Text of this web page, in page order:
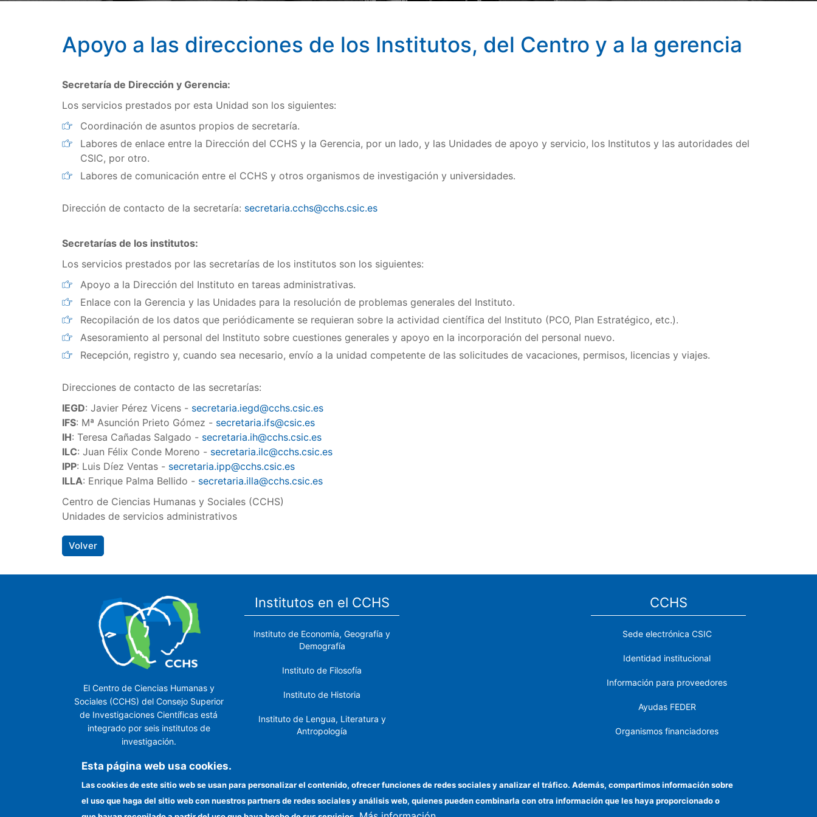
Apoyo a las direcciones de los Institutos, del Centro y a la gerencia
Secretaría de Dirección y Gerencia:
Los servicios prestados por esta Unidad son los siguientes:
Coordinación de asuntos propios de secretaría.
Labores de enlace entre la Dirección del CCHS y la Gerencia, por un lado, y las Unidades de apoyo y servicio, los Institutos y las autoridades del
CSIC, por otro.
Labores de comunicación entre el CCHS y otros organismos de investigación y universidades.
Dirección de contacto de la secretaría: secretaria.cchs@cchs.csic.es
Secretarías de los institutos:
Los servicios prestados por las secretarías de los institutos son los siguientes:
Apoyo a la Dirección del Instituto en tareas administrativas.
Enlace con la Gerencia y las Unidades para la resolución de problemas generales del Instituto.
Recopilación de los datos que periódicamente se requieran sobre la actividad científica del Instituto (PCO, Plan Estratégico, etc.).
Asesoramiento al personal del Instituto sobre cuestiones generales y apoyo en la incorporación del personal nuevo.
Recepción, registro y, cuando sea necesario, envío a la unidad competente de las solicitudes de vacaciones, permisos, licencias y viajes.
Direcciones de contacto de las secretarías:
IEGD: Javier Pérez Vicens - secretaria.iegd@cchs.csic.es
IFS: Mª Asunción Prieto Gómez - secretaria.ifs@csic.es
IH: Teresa Cañadas Salgado - secretaria.ih@cchs.csic.es
ILC: Juan Félix Conde Moreno - secretaria.ilc@cchs.csic.es
IPP: Luis Díez Ventas - secretaria.ipp@cchs.csic.es
ILLA: Enrique Palma Bellido - secretaria.illa@cchs.csic.es
Centro de Ciencias Humanas y Sociales (CCHS)
Unidades de servicios administrativos
Volver
El Centro de Ciencias Humanas y
Sociales (CCHS) del Consejo Superior
de Investigaciones Científicas está
integrado por seis institutos de
investigación.
Institutos en el CCHS
Instituto de Economía, Geografía y
Demografía
Instituto de Filosofía
Instituto de Historia
Instituto de Lengua, Literatura y
Antropología
Próximo
Instituto de Políticas y Bienes
CCHS
Sede electrónica CSIC
Identidad institucional
Información para proveedores
Ayudas FEDER
Organismos financiadores
Cómo llegar
Esta página web usa cookies.
Las cookies de este sitio web se usan para personalizar el contenido, ofrecer funciones de redes sociales y analizar el tráfico. Además, compartimos información sobre
el uso que haga del sitio web con nuestros partners de redes sociales y análisis web, quienes pueden combinarla con otra información que les haya proporcionado o